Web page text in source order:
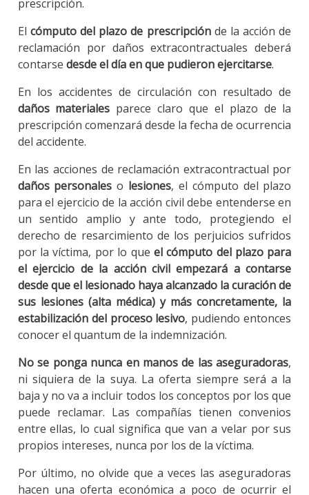
prescripción.
El cómputo del plazo de prescripciónde la acción de
reclamación por daños extracontractuales deberá
contarse desde el día en que pudieron ejercitarse.
En los accidentes de circulación con resultado de
daños materiales parece claro que el plazo de la
prescripción comenzará desde la fecha de ocurrencia
del accidente.
En las acciones de reclamación extracontractual por
daños personales o lesiones, el cómputo del plazo
para el ejercicio de la acción civil debe entenderse en
un sentido amplio y ante todo, protegiendo el
derecho de resarcimiento de los perjuicios sufridos
por la víctima, por lo que el cómputo del plazo para
el ejercicio de la acción civil empezará a contarse
desde que el lesionado haya alcanzado la curación de
sus lesiones (alta médica) y más concretamente, la
estabilización del proceso lesivo, pudiendo entonces
conocer el quantum de la indemnización.
No se ponga nunca en manos de las aseguradoras,
ni siquiera de la suya. La oferta siempre será a la
baja y no va a incluir todos los conceptos por los que
puede reclamar. Las compañías tienen convenios
entre ellas, lo cual significa que van a velar por sus
propios intereses, nunca por los de la víctima.
Por último, no olvide que a veces las aseguradoras
hacen una oferta económica a poco de ocurrir el